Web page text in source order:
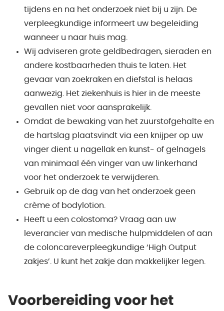
tijdens en na het onderzoek niet bij u zijn. De
verpleegkundige informeert uw begeleiding
wanneer u naar huis mag.
Wij adviseren grote geldbedragen, sieraden en
andere kostbaarheden thuis te laten. Het
gevaar van zoekraken en diefstal is helaas
aanwezig. Het ziekenhuis is hier in de meeste
gevallen niet voor aansprakelijk.
Omdat de bewaking van het zuurstofgehalte en
de hartslag plaatsvindt via een knijper op uw
vinger dient u nagellak en kunst- of gelnagels
van minimaal één vinger van uw linkerhand
voor het onderzoek te verwijderen.
Gebruik op de dag van het onderzoek geen
crème of bodylotion.
Heeft u een colostoma? Vraag aan uw
leverancier van medische hulpmiddelen of aan
de coloncareverpleegkundige ‘High Output
zakjes’. U kunt het zakje dan makkelijker legen.
Voorbereiding voor het